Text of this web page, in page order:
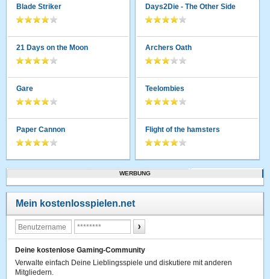
Blade Striker
21 Days on the Moon
Gare
Paper Cannon
Days2Die - The Other Side
Archers Oath
Teelombies
Flight of the hamsters
WERBUNG
Mein kostenlosspielen.net
Deine kostenlose Gaming-Community
Verwalte einfach Deine Lieblingsspiele und diskutiere mit anderen
Mitgliedern.